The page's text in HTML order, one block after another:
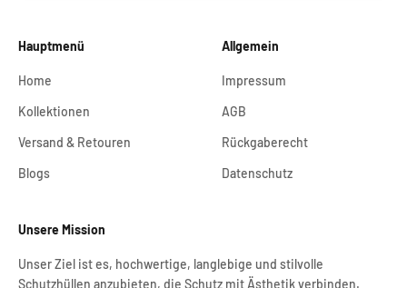
Hauptmenü
Home
Kollektionen
Versand & Retouren
Blogs
Unsere Mission
Unser Ziel ist es, hochwertige, langlebige und stilvolle
Schutzhüllen anzubieten, die Schutz mit Ästhetik verbinden.
Allgemein
Impressum
AGB
Rückgaberecht
Datenschutz